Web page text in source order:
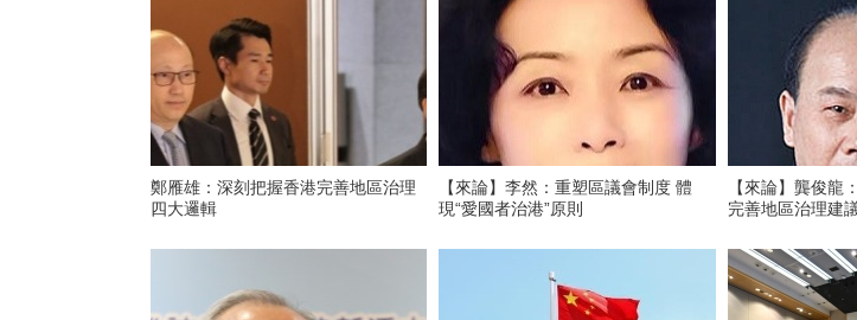
鄭雁雄：深刻把握香港完善地區治理
四大邏輯
【來論】李然：重塑區議會制度 體
現“愛國者治港”原則
【來論】龔俊龍
完善地區治理建